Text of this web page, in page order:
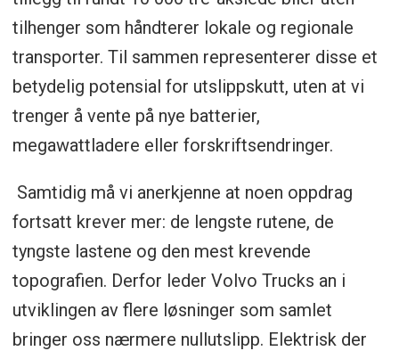
tilhenger som håndterer lokale og regionale
transporter. Til sammen representerer disse et
betydelig potensial for utslippskutt, uten at vi
trenger å vente på nye batterier,
megawattladere eller forskriftsendringer.
Samtidig må vi anerkjenne at noen oppdrag
fortsatt krever mer: de lengste rutene, de
tyngste lastene og den mest krevende
topografien. Derfor leder Volvo Trucks an i
utviklingen av flere løsninger som samlet
bringer oss nærmere nullutslipp. Elektrisk der